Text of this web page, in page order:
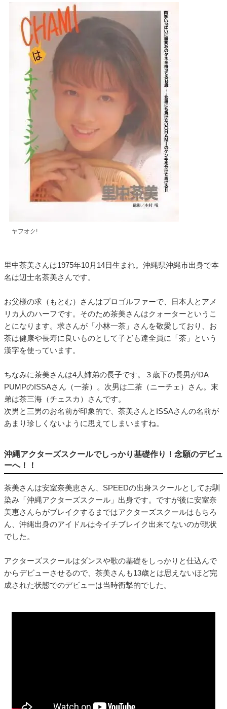
ヤフオク!
里中茶美さんは1975年10月14日生まれ。沖縄県沖縄市出身で本
名は辺士名茶美さんです。
お父様の求（もとむ）さんはプロゴルファーで、日本人とアメ
リカ人のハーフです。そのため茶美さんはクォーターというこ
とになります。求さんが「小林一茶」さんを敬愛しており、お
茶は健康や長寿に良いものとして子ども達全員に「茶」という
漢字を使っています。
ちなみに茶美さんは4人姉弟の長子です。３歳下の長男がDA
PUMPのISSAさん（一茶）。次男は二茶（ニーチェ）さん。末
弟は茶三海（チェスカ）さんです。
次男と三男のお名前が印象的で、茶美さんとISSAさんの名前が
あまり珍しくないように思えてしまいますね。
沖縄アクターズスクールでしっかり基礎作り！念願のデビュ
ーへ！！
茶美さんは安室奈美恵さん、SPEEDの出身スクールとしてお馴
染み「沖縄アクターズスクール」出身です。ですが後に安室奈
美恵さんらがブレイクするまではアクターズスクールはもちろ
ん、沖縄出身のアイドルは今イチブレイク出来てないのが現状
でした。
アクターズスクールはダンスや歌の基礎をしっかりと仕込んで
からデビューさせるので、茶美さんも13歳とは思えないほど完
成された状態でのデビューは当時衝撃的でした。